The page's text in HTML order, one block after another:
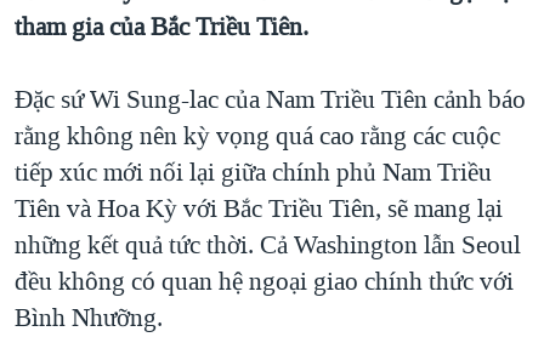
NGƯ DÂN VIỆT VÀ LÀN SÓNG TRỘM HẢI SÂM
QUAN HỆ VIỆT MỸ
tham gia của Bắc Triều Tiên.
Đặc sứ Wi Sung-lac của Nam Triều Tiên cảnh báo
rằng không nên kỳ vọng quá cao rằng các cuộc
tiếp xúc mới nối lại giữa chính phủ Nam Triều
Tiên và Hoa Kỳ với Bắc Triều Tiên, sẽ mang lại
những kết quả tức thời. Cả Washington lẫn Seoul
đều không có quan hệ ngoại giao chính thức với
Bình Nhưỡng.